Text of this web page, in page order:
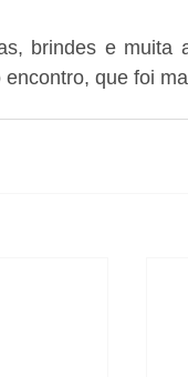
brindes e muita
encontro, que foi